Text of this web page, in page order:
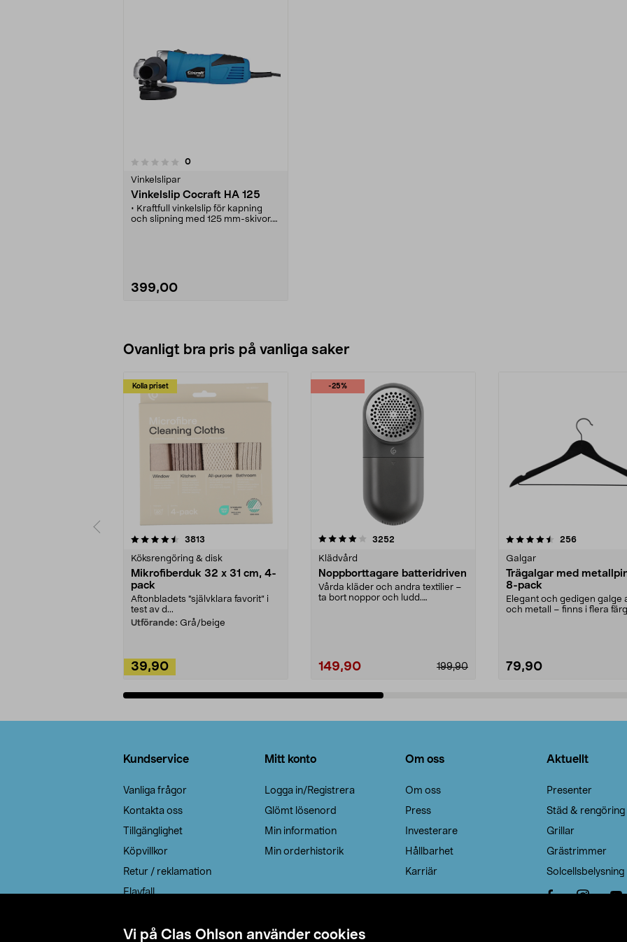
Vi på Clas Ohlson använder cookies
0recensioner
Vinkelslipar
Vinkelslip Cocraft HA 125
• Kraftfull vinkelslip för kapning
och slipning med 125 mm-skivor.
399,00
Ovanligt bra pris på vanliga saker
Kolla priset
3813
Köksrengöring & disk
Mikrofiberduk 32 x 31 cm, 4-
pack
Aftonbladets "självklara favorit” i
test av d...
Utförande: Grå/beige
39,90
-25%
4.0av 5 stjärnor 3252
Klädvård
Noppborttagare batteridriven
Vårda kläder och andra textilier –
ta bort noppor och ludd.
199,90
149,90
4.5av 5 stjärnor 256recensioner
Galgar
Trägalgar med
8-pack
Elegant och gedigen galge
och metall – finns i flera
79,90
4.0av 5 stjärnor
Kundservice
Vanliga frågor
Kontakta oss
Tillgänglighet
Köpvillkor
Retur / reklamation
Elavfall
Leveransalternativ
Mitt konto
Logga in/Registrera
Glömt lösenord
Min information
Min orderhistorik
Om oss
Om oss
Press
Investerare
Hållbarhet
Karriär
Aktuellt
Presenter
Städ & rengöring
Grillar
Grästrimmer
Solcellsbelysning